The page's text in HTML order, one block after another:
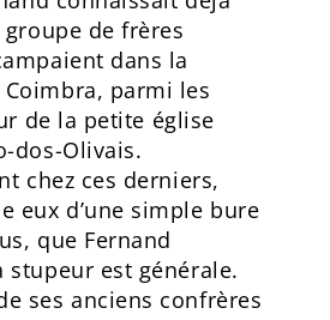
de frères
dans la
parmi les
de la petite église
dos-Olivais.
chez ces derniers,
eux d’une simple bure
que Fernand
stupeur est générale.
ses anciens confrères